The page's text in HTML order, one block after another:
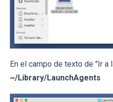
En el campo de texto de "Ir a
~/Library/LaunchAgents